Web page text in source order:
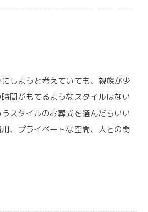
しようと考えていても、親族が少
間がもてるようなスタイルはない
スタイルのお葬式を選んだらいい
、プライベートな空間、人との関